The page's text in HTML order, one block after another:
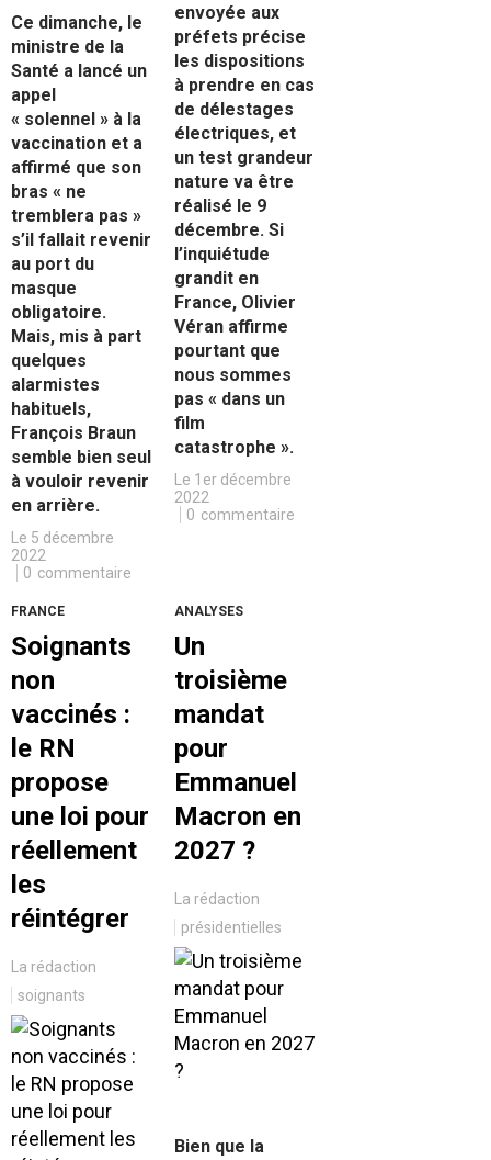
Ce dimanche, le
ministre de la
Santé a lancé un
appel
« solennel » à la
vaccination et a
affirmé que son
bras « ne
tremblera pas »
s’il fallait revenir
au port du
masque
obligatoire.
Mais, mis à part
quelques
alarmistes
habituels,
François Braun
semble bien seul
à vouloir revenir
en arrière.
Le 5 décembre
2022
0 commentaire
envoyée aux
préfets précise
les dispositions
à prendre en cas
de délestages
électriques, et
un test grandeur
nature va être
réalisé le 9
décembre. Si
l’inquiétude
grandit en
France, Olivier
Véran affirme
pourtant que
nous sommes
pas « dans un
film
catastrophe ».
Le 1er décembre
2022
0 commentaire
FRANCE
Soignants
non
vaccinés :
le RN
propose
une loi pour
réellement
les
réintégrer
La rédaction
soignants
ANALYSES
Un
troisième
mandat
pour
Emmanuel
Macron en
2027 ?
La rédaction
présidentielles
Bien que la